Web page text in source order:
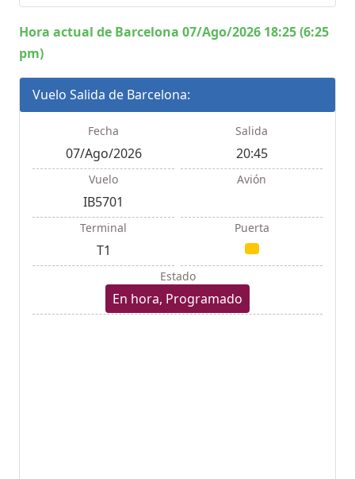
Hora actual de Barcelona 07/Ago/2026 18:25 (6:25
pm)
Vuelo Salida de Barcelona:
Fecha
07/Ago/2026
Salida
20:45
Vuelo
IB5701
Avión
Terminal
T1
Puerta
Estado
En hora, Programado